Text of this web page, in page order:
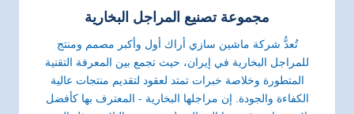
مجموعة تصنيع المراجل البخارية
تُعدُّ شركة ماشين سازي أراك أول وأكبر مصمم ومنتج
للمراجل البخارية في إيران، حيث تجمع بين المعرفة التقنية
المتطورة وخلاصة خبرات تمتد لعقود لتقديم منتجات عالية
الكفاءة والجودة. إن مراجلها البخارية - المعترف بها كأفضل